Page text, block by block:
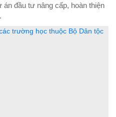
đầu tư nâng cấp, hoàn thiện